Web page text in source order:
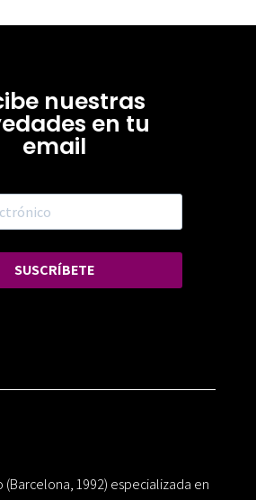
nuestras
en tu
email
SUSCRÍBETE
1992) especializada en